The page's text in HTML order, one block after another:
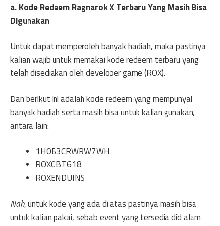
a.Kode Redeem Ragnarok X Terbaru Yang Masih Bisa
Digunakan
Untuk dapat memperoleh banyak hadiah, maka pastinya
kalian wajib untuk memakai kode redeem terbaru yang
telah disediakan oleh developer game (ROX).
Dan berikut ini adalah kode redeem yang mempunyai
banyak hadiah serta masih bisa untuk kalian gunakan,
antara lain:
1H0B3CRWRW7WH
ROXOBT618
ROXENDUINS
Nah, untuk kode yang ada di atas pastinya masih bisa
untuk kalian pakai, sebab event yang tersedia did alam